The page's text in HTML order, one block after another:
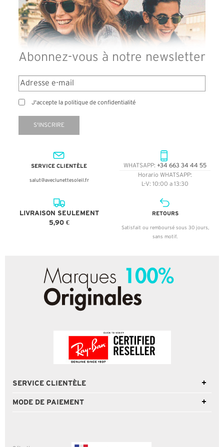
Abonnez-vous à notre newsletter
J'accepte la politique de confidentialité
S'INSCRIRE
SERVICE CLIENTÈLE
salut@aveclunettesoleil.fr
WHATSAPP: +34 663 34 44 55
Horario WHATSAPP:
L-V: 10:00 a 13:30
LIVRAISON SEULEMENT
5,90 €
RETOURS
Satisfait ou remboursé sous 30 jours,
sans motif.
SERVICE CLIENTÈLE
MODE DE PAIEMENT